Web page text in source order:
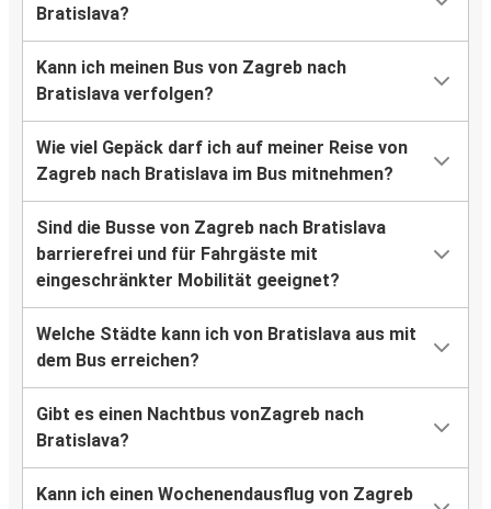
Bratislava?
Kann ich meinen Bus von Zagreb nach
Bratislava verfolgen?
Wie viel Gepäck darf ich auf meiner Reise von
Zagreb nach Bratislava im Bus mitnehmen?
Sind die Busse von Zagreb nach Bratislava
barrierefrei und für Fahrgäste mit
eingeschränkter Mobilität geeignet?
Welche Städte kann ich von Bratislava aus mit
dem Bus erreichen?
Gibt es einen Nachtbus vonZagreb nach
Bratislava?
Kann ich einen Wochenendausflug von Zagreb